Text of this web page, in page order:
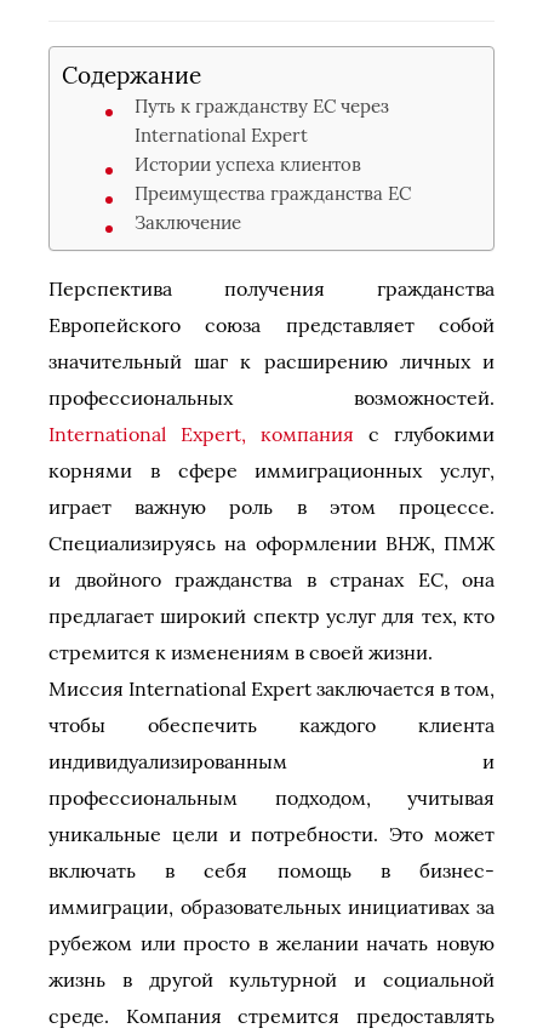
Содержание
Путь к гражданству ЕС через
International Expert
Истории успеха клиентов
Преимущества гражданства ЕС
Заключение
Перспектива получения гражданства
Европейского союза представляет собой
значительный шаг к расширению личных и
профессиональных возможностей.
International Expert, компания с глубокими
корнями в сфере иммиграционных услуг,
играет важную роль в этом процессе.
Специализируясь на оформлении ВНЖ, ПМЖ
и двойного гражданства в странах ЕС, она
предлагает широкий спектр услуг для тех, кто
стремится к изменениям в своей жизни.
Миссия International Expert заключается в том,
чтобы обеспечить каждого клиента
индивидуализированным и
профессиональным подходом, учитывая
уникальные цели и потребности. Это может
включать в себя помощь в бизнес-
иммиграции, образовательных инициативах за
рубежом или просто в желании начать новую
жизнь в другой культурной и социальной
среде. Компания стремится предоставлять